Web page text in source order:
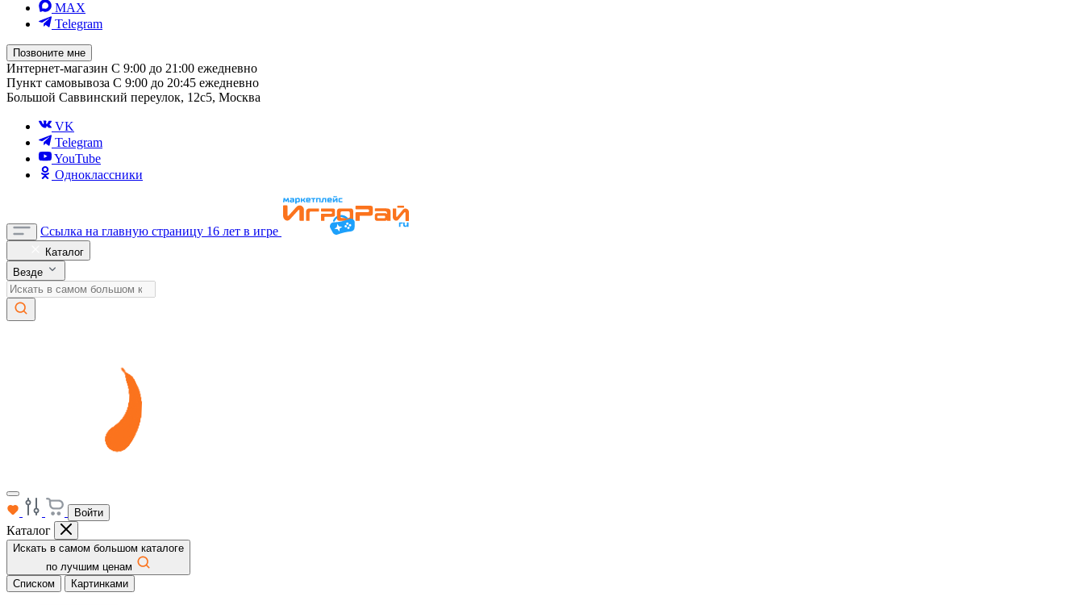
MAX
Telegram
Позвоните мне
Интернет-магазин С 9:00 до 21:00 ежедневно
Пункт самовывоза С 9:00 до 20:45 ежедневно
Большой Саввинский переулок, 12с5, Москва
VK
Telegram
YouTube
Одноклассники
Ссылка на главную страницу 16 лет в игре
Каталог
Везде
Войти
Каталог
Искать в самом большом каталоге
по лучшим ценам
Списком
Картинками